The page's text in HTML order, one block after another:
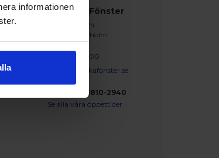
informationen
svar
Nordiska Fönster
Lagegatan 24
262 71 Ängelholm
0431 - 37 14 00
info@nordiskafonster.se
Org Nr: 556810-2940
Se alla våra öppettider